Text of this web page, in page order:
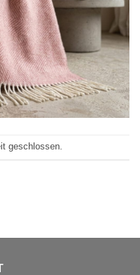
geschlossen.